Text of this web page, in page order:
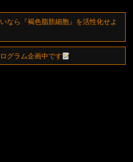
なら『褐色脂肪細胞』を活性化せよ
グラム企画中です